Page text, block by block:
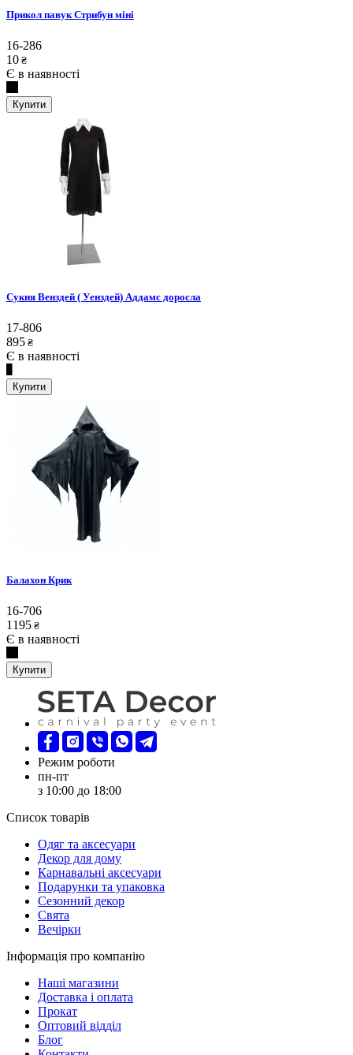
Прикол павук Стрибун міні
16-286
10 ₴
Є в наявності
Купити
Сукня Венздей ( Уенздей) Аддамс доросла
17-806
895 ₴
Є в наявності
Купити
Балахон Крик
16-706
1195 ₴
Є в наявності
Купити
Режим роботи
пн-пт
з 10:00 до 18:00
Список товарів
Oдяг та аксесуари
Декор для дому
Карнавальні аксесуари
Подарунки та упаковка
Сезонний декор
Свята
Вечірки
Інформація про компанію
Наші магазини
Доставка і оплата
Прокат
Оптовий відділ
Блог